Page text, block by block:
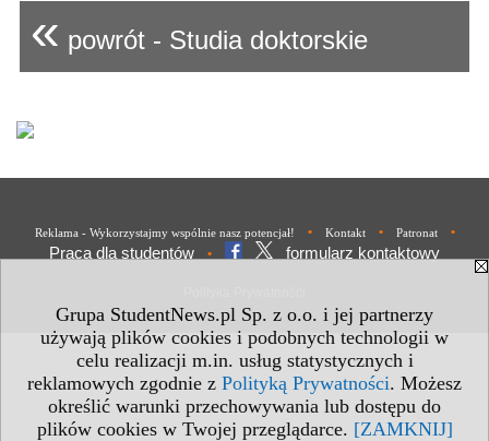
Grupa StudentNews.pl Sp. z o.o. i jej partnerzy
używają plików cookies i podobnych technologii w
celu realizacji m.in. usług statystycznych i
reklamowych zgodnie z Polityką Prywatności. Możesz
określić warunki przechowywania lub dostępu do
plików cookies w Twojej przeglądarce. [ZAMKNIJ]
« powrót - Studia doktorskie
Reklama - Wykorzystajmy wspólnie nasz potencjał! • Kontakt • Patronat •
Praca dla studentów • formularz kontaktowy